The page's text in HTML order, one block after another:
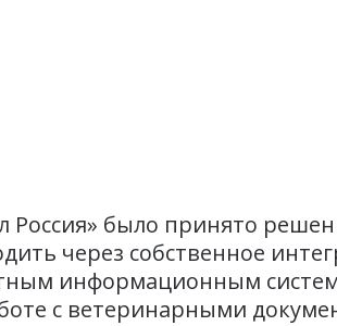
было принято
через собственное
информационным
с ветеринарными